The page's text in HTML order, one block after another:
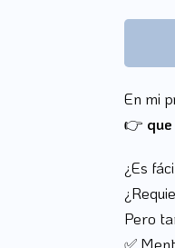
En mi
👉
¿Es
Pero
✅